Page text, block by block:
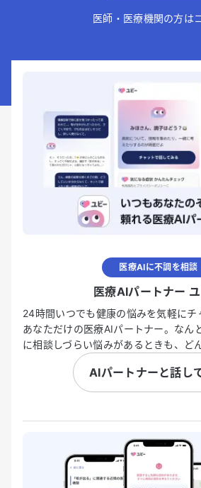
医師・医療機関の方は
医療AIに不調を相談
医療AIパートナー
24時間いつでも健康の悩みを気軽にチ
あなただけの医療AIパートナー。なん
に相談しづらい悩みがあるときも、ど
AIパートナーと話し